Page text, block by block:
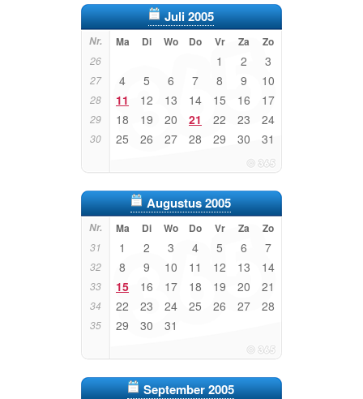
Juli 2005
Nr. Ma Di Wo Do Vr Za Zo
26 1 2 3
27 4 5 6 7 8 9 10
28 11 12 13 14 15 16 17
29 18 19 20 21 22 23 24
30 25 26 27 28 29 30 31
Augustus 2005
Nr. Ma Di Wo Do Vr Za Zo
31 1 2 3 4 5 6 7
32 8 9 10 11 12 13 14
33 15 16 17 18 19 20 21
34 22 23 24 25 26 27 28
35 29 30 31
September 2005